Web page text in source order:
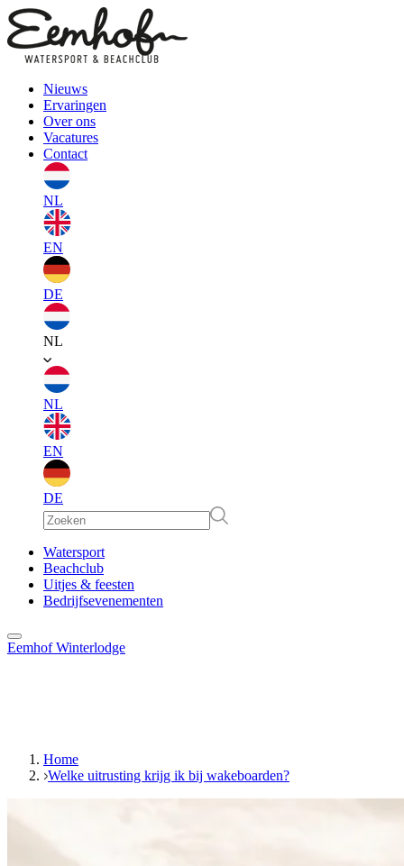
Nieuws
Ervaringen
Over ons
Vacatures
Contact
NL
EN
DE
NL
NL
EN
DE
EN
DE
Watersport
Beachclub
Uitjes & feesten
Bedrijfsevenementen
Eemhof Winterlodge
Home
Welke uitrusting krijg ik bij wakeboarden?